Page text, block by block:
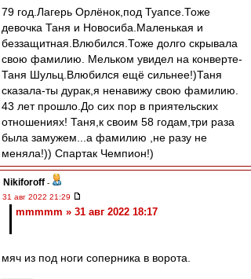
79 год.Лагерь Орлёнок,под Туапсе.Тоже
девочка Таня и Новосиба.Маленькая и
беззащитная.Влюбился.Тоже долго скрывала
свою фамилию. Мельком увидел на конверте-
Таня Шульц.Влюбился ещё сильнее!)Таня
сказала-ты дурак,я ненавижу свою фамилию.
43 лет прошло.До сих пор в приятельских
отношениях! Таня,к своим 58 годам,три раза
была замужем...а фамилию ,не разу не
меняла!)) Спартак Чемпион!)
Nikiforoff -
31 авг 2022 21:29
mmmmm » 31 авг 2022 18:17
мяч из под ноги соперника в ворота.